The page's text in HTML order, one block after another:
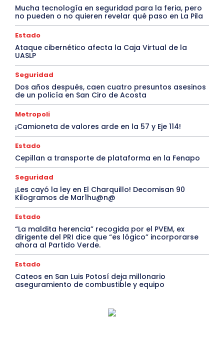
Mucha tecnología en seguridad para la feria, pero
no pueden o no quieren revelar qué paso en La Pila
Estado
Ataque cibernético afecta la Caja Virtual de la
UASLP
Seguridad
Dos años después, caen cuatro presuntos asesinos
de un policía en San Ciro de Acosta
Metropoli
¡Camioneta de valores arde en la 57 y Eje 114!
Estado
Cepillan a transporte de plataforma en la Fenapo
Seguridad
¡Les cayó la ley en El Charquillo! Decomisan 90
Kilogramos de Mar1hu@n@
Estado
“La maldita herencia” recogida por el PVEM, ex
dirigente del PRI dice que “es lógico” incorporarse
ahora al Partido Verde.
Estado
Cateos en San Luis Potosí deja millonario
aseguramiento de combustible y equipo